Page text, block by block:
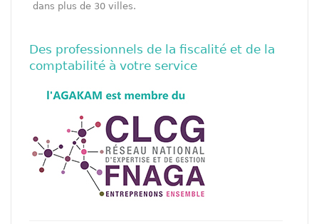
dans plus de 30 villes.
Des professionnels de la fiscalité et de la
comptabilité à votre service